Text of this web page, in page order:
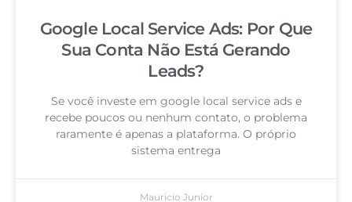
Google Local Service Ads: Por Que
Sua Conta Não Está Gerando
Leads?
Se você investe em google local service ads e
recebe poucos ou nenhum contato, o problema
raramente é apenas a plataforma. O próprio
sistema entrega
Mauricio Junior